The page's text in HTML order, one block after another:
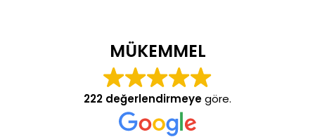
MÜKEMMEL
222 değerlendirmeyegöre.